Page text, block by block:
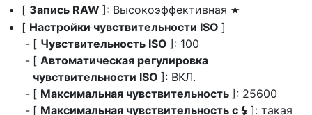
[ Запись RAW ]: Высокоэффективная m
[ Настройки чувствительности ISO ]
[ Чувствительность ISO ]: 100
[ Автоматическая регулировка
чувствительности ISO ]: ВКЛ.
[ Максимальная чувствительность ]: 25600
[ Максимальная чувствительность с c ]: такая